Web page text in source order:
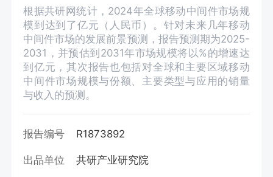
根据共研网统计，2024年全球移动中间件市场规
模到达到了亿元（人民币）。针对未来几年移动
中间件市场的发展前景预测，报告预测期为2025-
2031，并预估到2031年市场规模将以%的增速达
到亿元，其次报告也包括对全球和主要区域移动
中间件市场规模与份额、主要类型与应用的销量
与收入的预测。
报告编号 R1873892
出品单位 共研产业研究院